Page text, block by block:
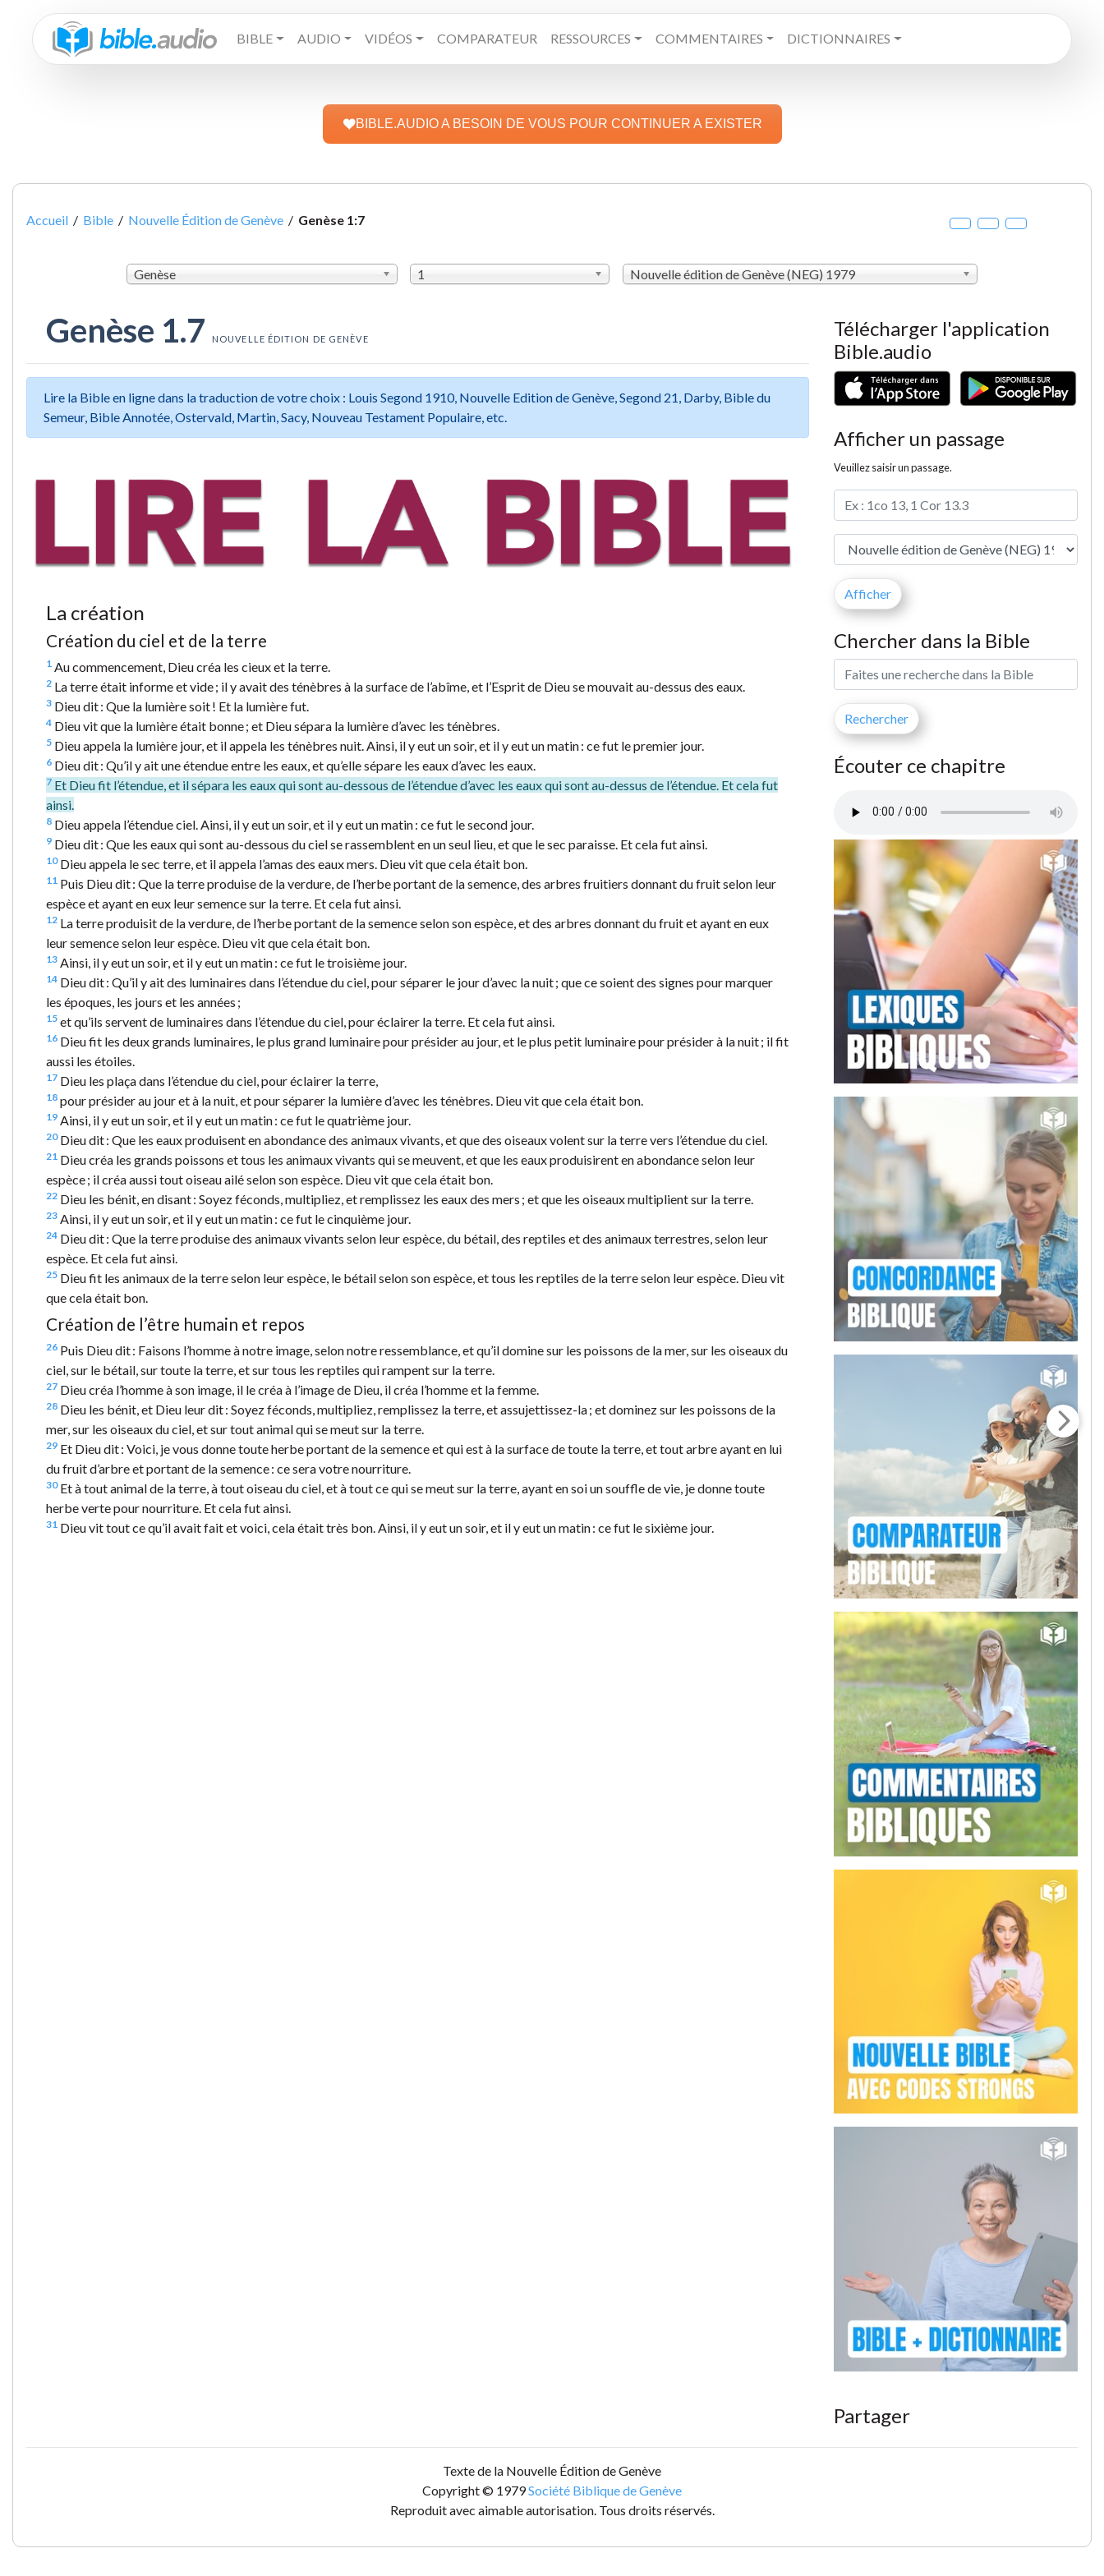
BIBLE AUDIO VIDÉOS COMPARATEUR RESSOURCES COMMENTAIRES DICTIONNAIRES
BIBLE.AUDIO A BESOIN DE VOUS POUR CONTINUER A EXISTER
Accueil / Bible / Nouvelle Édition de Genève / Genèse 1:7
Genèse 1 Nouvelle édition de Genève (NEG) 1979
Genèse 1.7 NOUVELLE ÉDITION DE GENÈVE
Lire la Bible en ligne dans la traduction de votre choix : Louis Segond 1910, Nouvelle Edition de Genève, Segond 21, Darby, Bible du
Semeur, Bible Annotée, Ostervald, Martin, Sacy, Nouveau Testament Populaire, etc.
La création
Création du ciel et de la terre
1 Au commencement, Dieu créa les cieux et la terre.
2 La terre était informe et vide ; il y avait des ténèbres à la surface de l’abîme, et l’Esprit de Dieu se mouvait au-dessus des eaux.
3 Dieu dit : Que la lumière soit ! Et la lumière fut.
4 Dieu vit que la lumière était bonne ; et Dieu sépara la lumière d’avec les ténèbres.
5 Dieu appela la lumière jour, et il appela les ténèbres nuit. Ainsi, il y eut un soir, et il y eut un matin : ce fut le premier jour.
6 Dieu dit : Qu’il y ait une étendue entre les eaux, et qu’elle sépare les eaux d’avec les eaux.
7 Et Dieu fit l’étendue, et il sépara les eaux qui sont au-dessous de l’étendue d’avec les eaux qui sont au-dessus de l’étendue. Et cela fut
ainsi.
8 Dieu appela l’étendue ciel. Ainsi, il y eut un soir, et il y eut un matin : ce fut le second jour.
9 Dieu dit : Que les eaux qui sont au-dessous du ciel se rassemblent en un seul lieu, et que le sec paraisse. Et cela fut ainsi.
10Dieu appela le sec terre, et il appela l’amas des eaux mers. Dieu vit que cela était bon.
11 Puis Dieu dit : Que la terre produise de la verdure, de l’herbe portant de la semence, des arbres fruitiers donnant du fruit selon leur
espèce et ayant en eux leur semence sur la terre. Et cela fut ainsi.
12 La terre produisit de la verdure, de l’herbe portant de la semence selon son espèce, et des arbres donnant du fruit et ayant en eux
leur semence selon leur espèce. Dieu vit que cela était bon.
13 Ainsi, il y eut un soir, et il y eut un matin : ce fut le troisième jour.
14 Dieu dit : Qu’il y ait des luminaires dans l’étendue du ciel, pour séparer le jour d’avec la nuit ; que ce soient des signes pour marquer
les époques, les jours et les années ;
15 et qu’ils servent de luminaires dans l’étendue du ciel, pour éclairer la terre. Et cela fut ainsi.
16 Dieu fit les deux grands luminaires, le plus grand luminaire pour présider au jour, et le plus petit luminaire pour présider à la nuit ; il fit
aussi les étoiles.
17 Dieu les plaça dans l’étendue du ciel, pour éclairer la terre,
18 pour présider au jour et à la nuit, et pour séparer la lumière d’avec les ténèbres. Dieu vit que cela était bon.
19 Ainsi, il y eut un soir, et il y eut un matin : ce fut le quatrième jour.
20Dieu dit : Que les eaux produisent en abondance des animaux vivants, et que des oiseaux volent sur la terre vers l’étendue du ciel.
21 Dieu créa les grands poissons et tous les animaux vivants qui se meuvent, et que les eaux produisirent en abondance selon leur
espèce ; il créa aussi tout oiseau ailé selon son espèce. Dieu vit que cela était bon.
22 Dieu les bénit, en disant : Soyez féconds, multipliez, et remplissez les eaux des mers ; et que les oiseaux multiplient sur la terre.
23 Ainsi, il y eut un soir, et il y eut un matin : ce fut le cinquième jour.
24 Dieu dit : Que la terre produise des animaux vivants selon leur espèce, du bétail, des reptiles et des animaux terrestres, selon leur
espèce. Et cela fut ainsi.
25 Dieu fit les animaux de la terre selon leur espèce, le bétail selon son espèce, et tous les reptiles de la terre selon leur espèce. Dieu vit
que cela était bon.
Création de l’être humain et repos
26 Puis Dieu dit : Faisons l’homme à notre image, selon notre ressemblance, et qu’il domine sur les poissons de la mer, sur les oiseaux du
ciel, sur le bétail, sur toute la terre, et sur tous les reptiles qui rampent sur la terre.
27 Dieu créa l’homme à son image, il le créa à l’image de Dieu, il créa l’homme et la femme.
28 Dieu les bénit, et Dieu leur dit : Soyez féconds, multipliez, remplissez la terre, et assujettissez-la ; et dominez sur les poissons de la
mer, sur les oiseaux du ciel, et sur tout animal qui se meut sur la terre.
29 Et Dieu dit : Voici, je vous donne toute herbe portant de la semence et qui est à la surface de toute la terre, et tout arbre ayant en lui
du fruit d’arbre et portant de la semence : ce sera votre nourriture.
30Et à tout animal de la terre, à tout oiseau du ciel, et à tout ce qui se meut sur la terre, ayant en soi un souffle de vie, je donne toute
herbe verte pour nourriture. Et cela fut ainsi.
31 Dieu vit tout ce qu’il avait fait et voici, cela était très bon. Ainsi, il y eut un soir, et il y eut un matin : ce fut le sixième jour.
Télécharger l'application
Bible.audio
Afficher un passage
Veuillez saisir un passage.
Chercher dans la Bible
Écouter ce chapitre
Partager
Texte de la Nouvelle Édition de Genève
Copyright © 1979Société Biblique de Genève
Reproduit avec aimable autorisation. Tous droits réservés.